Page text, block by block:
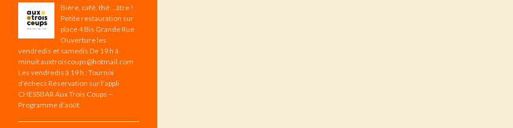
Bière, café, thé …âtre !
Petite restauration sur
place 4 Bis Grande Rue
Ouverture les
vendredis et samedis De 19 h à
minuit auxtroiscoups@hotmail.com
Les vendredis à 19 h : Tournoi
d’échecs Réservation sur l’appli
CHESSBAR Aux Trois Coups –
Programme d’août